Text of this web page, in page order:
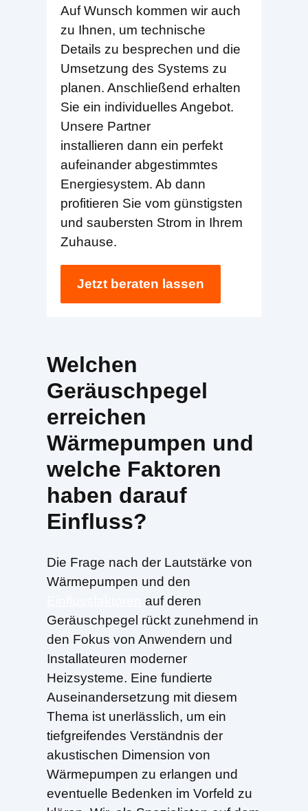
Auf Wunsch kommen wir auch
zu Ihnen, um technische
Details zu besprechen und die
Umsetzung des Systems zu
planen. Anschließend erhalten
Sie ein individuelles Angebot.
Unsere Partner
installieren dann ein perfekt
aufeinander abgestimmtes
Energiesystem. Ab dann
profitieren Sie vom günstigsten
und saubersten Strom in Ihrem
Zuhause.
Jetzt beraten lassen
Welchen
Geräuschpegel
erreichen
Wärmepumpen und
welche Faktoren
haben darauf
Einfluss?
Die Frage nach der Lautstärke von
Wärmepumpen und den
auf deren
Geräuschpegel rückt zunehmend in
den Fokus von Anwendern und
Installateuren moderner
Heizsysteme. Eine fundierte
Auseinandersetzung mit diesem
Thema ist unerlässlich, um ein
tiefgreifendes Verständnis der
akustischen Dimension von
Wärmepumpen zu erlangen und
eventuelle Bedenken im Vorfeld zu